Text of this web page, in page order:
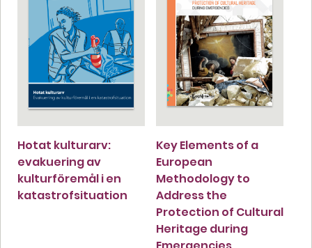
Hotat kulturarv:
evakuering av
kulturföremål i en
katastrofsituation
Key Elements of a
European
Methodology to
Address the
Protection of Cultural
Heritage during